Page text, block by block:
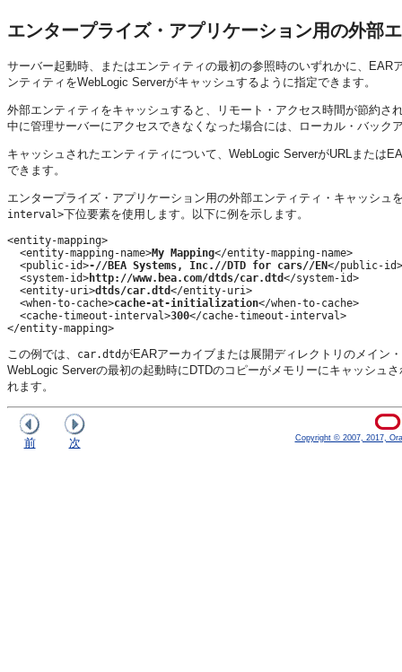
エンタープライズ・アプリケーション用の外部
サーバー起動時、またはエンティティの最初の参照時のいずれかに、
ンティティをWebLogic Serverがキャッシュするように指定できます。
外部エンティティをキャッシュすると、リモート・アクセス時間が節約
中に管理サーバーにアクセスできなくなった場合には、ローカル・バック
キャッシュされたエンティティについて、WebLogic ServerがURLまたは
できます。
エンタープライズ・アプリケーション用の外部エンティティ・キャッシュ
interval>下位要素を使用します。以下に例を示します。
<entity-mapping>
  <entity-mapping-name>
My Mapping</entity-mapping-name>
  <public-id>
-//BEA Systems, Inc.//DTD for cars//EN</public-id>
  <system-id>
http://www.bea.com/dtds/car.dtd</system-id>
  <entity-uri>
dtds/car.dtd</entity-uri>
  <when-to-cache>
cache-at-initialization</when-to-cache>
  <cache-timeout-interval>
300</cache-timeout-interval>
この例では、 car.dtdがEARアーカイブまたは展開ディレクトリのメイン
WebLogic Serverの最初の起動時にDTDのコピーがメモリーにキャッシュ
れます。
前 次 Copyright © 2007, 2017,